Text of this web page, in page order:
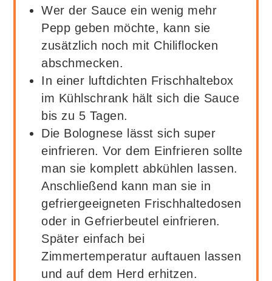
Wer der Sauce ein wenig mehr
Pepp geben möchte, kann sie
zusätzlich noch mit Chiliflocken
abschmecken.
In einer luftdichten Frischhaltebox
im Kühlschrank hält sich die Sauce
bis zu 5 Tagen.
Die Bolognese lässt sich super
einfrieren. Vor dem Einfrieren sollte
man sie komplett abkühlen lassen.
Anschließend kann man sie in
gefriergeeigneten Frischhaltedosen
oder in Gefrierbeutel einfrieren.
Später einfach bei
Zimmertemperatur auftauen lassen
und auf dem Herd erhitzen.